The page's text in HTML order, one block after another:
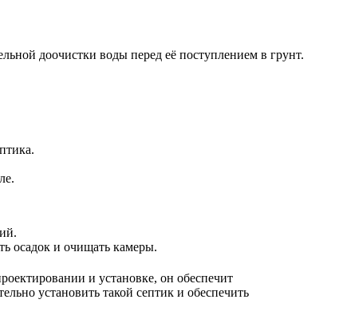
доочистки воды перед её поступлением в грунт.
осадок и очищать камеры.
и установке, он обеспечит
установить такой септик и обеспечить